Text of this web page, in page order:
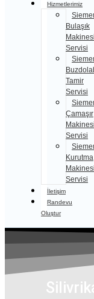
Hizmetlerimiz
Bulaşık
Makinesi
Servisi
Tamir
Servisi
Çamaşır
Makinesi
Servisi
Kurutma
Makinesi
Servisi
İletişim
Randevu
Oluştur